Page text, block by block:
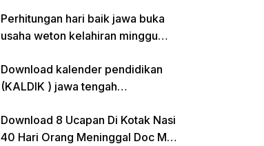
Perhitungan hari baik jawa buka
usaha weton kelahiran minggu
Download kalender pendidikan
(KALDIK ) jawa tengah
Download 8 Ucapan Di Kotak Nasi
40 Hari Orang Meninggal Doc Ms.